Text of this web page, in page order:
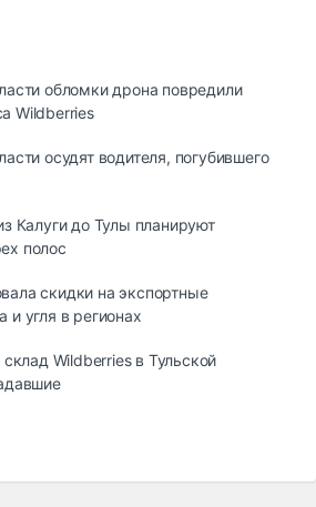
обломки дрона повредили
Wildberries
осудят водителя, погубившего
Калуги до Тулы планируют
полос
скидки на экспортные
и угля в регионах
Wildberries в Тульской